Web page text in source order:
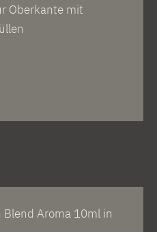
Oberkante mit
Blend Aroma 10ml in